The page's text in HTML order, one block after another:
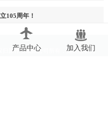
105周年！
归原作者或原公司所有，如果您认为
产品中心 加入我们